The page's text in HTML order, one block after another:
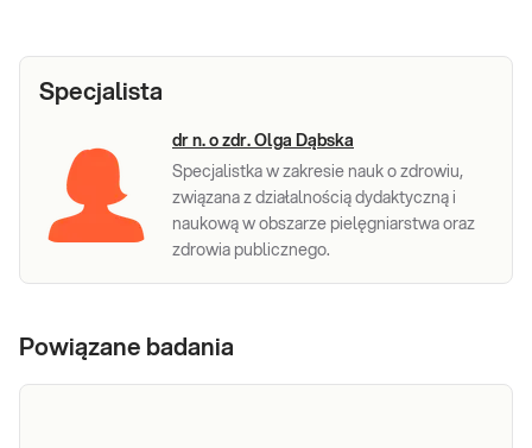
Specjalista
dr n. o zdr. Olga Dąbska
Specjalistka w zakresie nauk o zdrowiu,
związana z działalnością dydaktyczną i
naukową w obszarze pielęgniarstwa oraz
zdrowia publicznego.
Powiązane badania